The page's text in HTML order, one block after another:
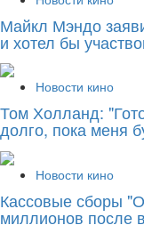
Майкл Мэндо
и хотел бы
Новости кино
Том Холланд:
долго, пока меня
Новости кино
Кассовые сборы
миллионов после